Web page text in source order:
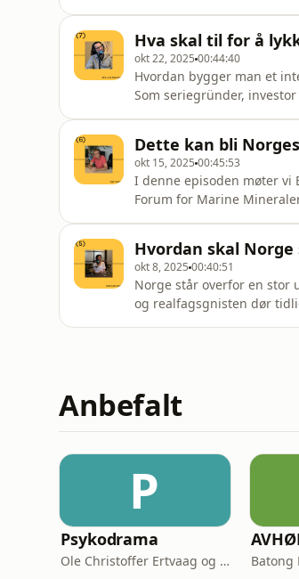
former neste gen
Hva skal til for å
okt 22, 2025 00:44:40
Hvordan bygger man et
Som seriegründer,
– med å ta steget
Dette kan bli
okt 15, 2025 00:45:53
I denne episoden møter vi
Forum for Marine
har kommet – og h
Hvordan skal
okt 8, 2025 00:40:51
Norge står overfor en stor
og realfagsgnisten dør
Anbefalt
P
Psykodrama
Ole Christoffer Ertvaag og Per Kjerstad & Acast Batong